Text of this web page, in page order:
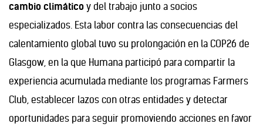
cambio climático y del trabajo junto a socios
especializados. Esta labor contra las consecuencias del
calentamiento global tuvo su prolongación en la COP26 de
Glasgow, en la que Humana participó para compartir la
experiencia acumulada mediante los programas Farmers
Club, establecer lazos con otras entidades y detectar
oportunidades para seguir promoviendo acciones en favor